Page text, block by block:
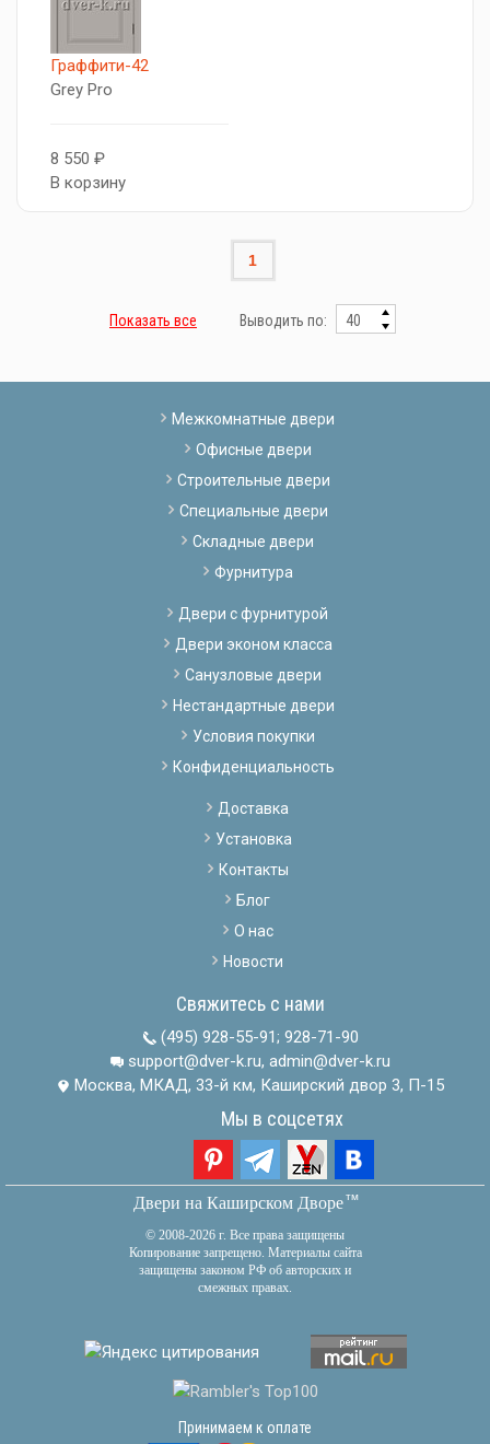
Граффити-42
Grey Pro
8 550 ₽
В корзину
1
Показать все Выводить по:
Межкомнатные двери
Офисные двери
Строительные двери
Специальные двери
Складные двери
Фурнитура
Двери с фурнитурой
Двери эконом класса
Санузловые двери
Нестандартные двери
Условия покупки
Конфиденциальность
Доставка
Установка
Контакты
Блог
О нас
Новости
Свяжитесь с нами
(495) 928-55-91; 928-71-90
support@dver-k.ru, admin@dver-k.ru
Москва, МКАД, 33-й км, Каширский двор 3, П-15
Мы в соцсетях
Двери на Каширском Дворетм
© 2008-2026 г. Все права защищены
Копирование запрещено. Материалы сайта
защищены законом РФ об авторских и
смежных правах.
Принимаем к оплате